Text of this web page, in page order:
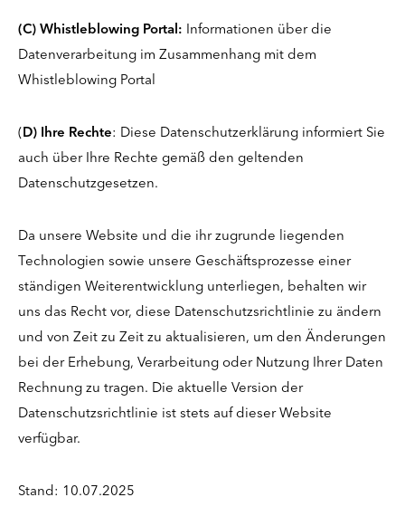
(C) Whistleblowing Portal: Informationen über die
Datenverarbeitung im Zusammenhang mit dem
Whistleblowing Portal
(D) Ihre Rechte: Diese Datenschutzerklärung informiert Sie
auch über Ihre Rechte gemäß den geltenden
Datenschutzgesetzen.
Da unsere Website und die ihr zugrunde liegenden
Technologien sowie unsere Geschäftsprozesse einer
ständigen Weiterentwicklung unterliegen, behalten wir
uns das Recht vor, diese Datenschutzsrichtlinie zu ändern
und von Zeit zu Zeit zu aktualisieren, um den Änderungen
bei der Erhebung, Verarbeitung oder Nutzung Ihrer Daten
Rechnung zu tragen. Die aktuelle Version der
Datenschutzsrichtlinie ist stets auf dieser Website
verfügbar.
Stand: 10.07.2025